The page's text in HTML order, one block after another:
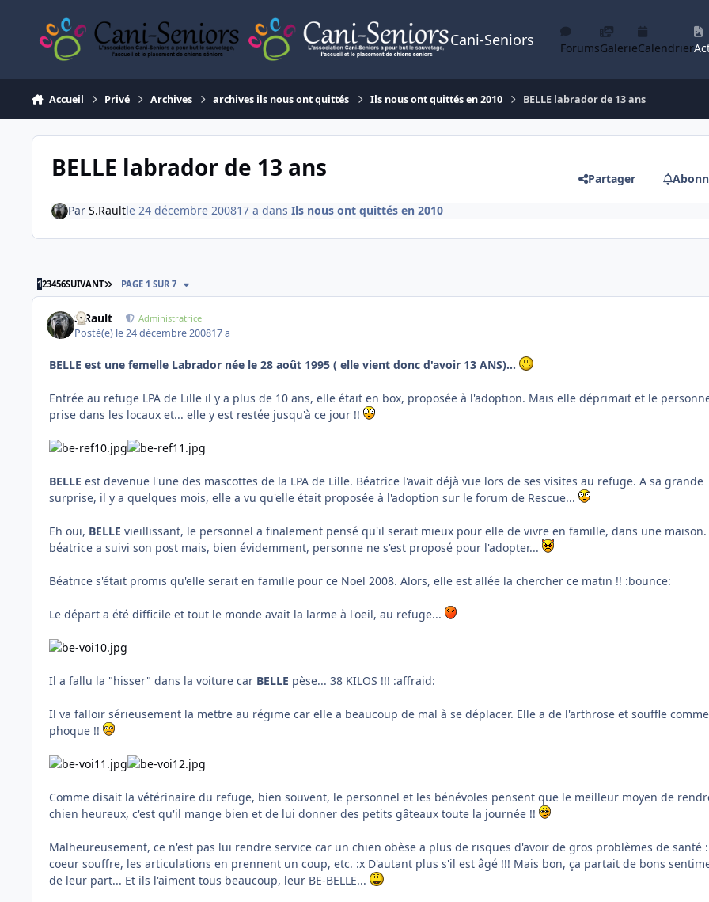
Cani-Seniors ForumsGalerieCalendrier
Accueil Privé Archives archives ils nous ont quittés Ils nous ont quittés en 2010 BELLE labrador de 13 ans
BELLE labrador de 13 ans Partager
Par S.Raultle 24 décembre 200817 a dans Ils nous ont quittés en 2010
123456SUIVANT DERNIÈRE PAGE
PAGE 1 SUR 7
S.Rault Administratrice
Posté(e) le 24 décembre 200817 a
BELLE est une femelle Labrador née le 28 août 1995 ( elle vient donc d'avoir 13 ANS)...
Entrée au refuge LPA de Lille il y a plus de 10 ans, elle était en box, proposée à l'adoption. Mais elle déprimait et le
prise dans les locaux et... elle y est restée jusqu'à ce jour !!
BELLE est devenue l'une des mascottes de la LPA de Lille. Béatrice l'avait déjà vue lors de ses visites au refuge. A sa grande
surprise, il y a quelques mois, elle a vu qu'elle était proposée à l'adoption sur le forum de Rescue...
Eh oui, BELLE vieillissant, le personnel a finalement pensé qu'il serait mieux pour elle de vivre en famille, dans une maison.
béatrice a suivi son post mais, bien évidemment, personne ne s'est proposé pour l'adopter...
Béatrice s'était promis qu'elle serait en famille pour ce Noël 2008. Alors, elle est allée la chercher ce matin !! :bounce:
Le départ a été difficile et tout le monde avait la larme à l'oeil, au refuge...
Il a fallu la "hisser" dans la voiture car BELLE pèse... 38 KILOS !!! :affraid:
Il va falloir sérieusement la mettre au régime car elle a beaucoup de mal à se déplacer. Elle a de l'arthrose et souffle
phoque !!
Comme disait la vétérinaire du refuge, bien souvent, le personnel et les bénévoles pensent que le meilleur moyen de
chien heureux, c'est qu'il mange bien et de lui donner des petits gâteaux toute la journée !!
Malheureusement, ce n'est pas lui rendre service car un chien obèse a plus de risques d'avoir de gros problèmes de santé
coeur souffre, les articulations en prennent un coup, etc. :x D'autant plus s'il est âgé !!! Mais bon, ça partait de bons
de leur part... Et ils l'aiment tous beaucoup, leur BE-BELLE...